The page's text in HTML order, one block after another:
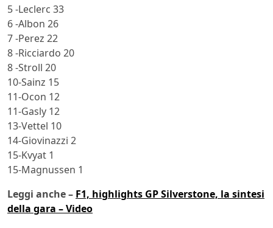
5 -Leclerc 33
6 -Albon 26
7 -Perez 22
8 -Ricciardo 20
8 -Stroll 20
10-Sainz 15
11-Ocon 12
11-Gasly 12
13-Vettel 10
14-Giovinazzi 2
15-Kvyat 1
15-Magnussen 1
Leggi anche – F1, highlights GP Silverstone, la sintesi
della gara – Video